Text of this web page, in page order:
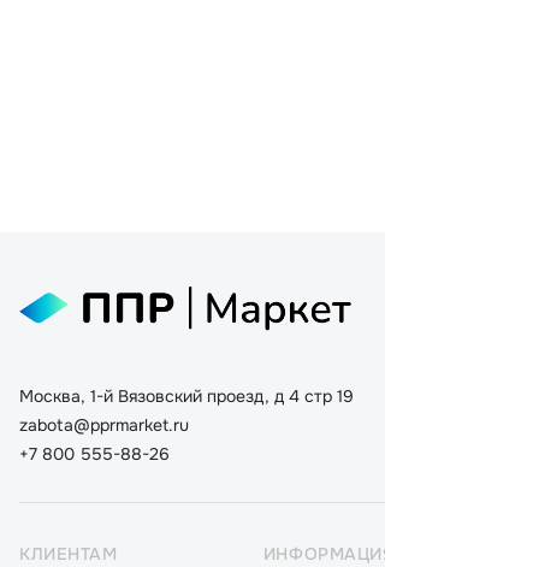
Москва, 1-й Вязовский проезд, д 4 стр 19
zabota@pprmarket.ru
+7 800 555-88-26
КЛИЕНТАМ
ИНФОРМАЦИЯ